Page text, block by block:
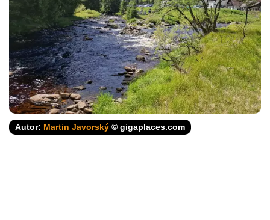
Autor: Martin Javorský © gigaplaces.com